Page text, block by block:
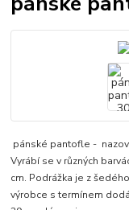
pánské pantofle -
Vyrábí se v různých
cm. Podrážka je z
výrobce s termínem